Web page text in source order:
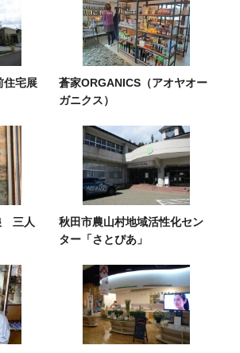
宅展
蒼家ORGANICS（アオヤオー
ガニクス）
三人
秋田市農山村地域活性化セン
ター「さとぴあ」